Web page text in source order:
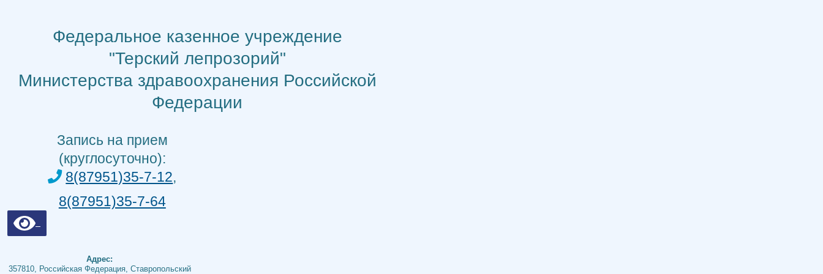
содержимомуФедеральное казенное учреждение
"Терский лепрозорий"
Министерства здравоохранения Российской
Федерации
Запись на прием
(круглосуточно):
8(87951)35-7-12,
8(87951)35-7-64
Адрес:
357810, Российская Федерация, Ставропольский